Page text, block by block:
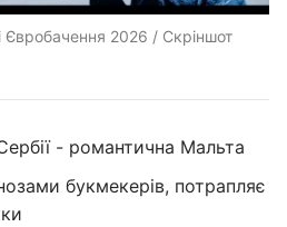
Євробачення 2026 / Скріншот
- романтична Мальта
букмекерів, потрапляє